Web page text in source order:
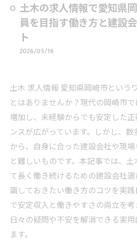
土木の求人情報で愛知県
員を目指す働き方と建設
ト
2026/05/16
土木 求人情報 愛知県岡崎市という
とはありませんか？現代の岡崎市
増加し、未経験からでも安定した
ンスが広がっています。しかし、
から、自身に合った建設会社や現
と難しいものです。本記事では、
て長く働き続けるための建設会社
識しておきたい働き方のコツを実
で安定収入と働きやすさの両立を考
日々の疑問や不安を解消できる実
ます。